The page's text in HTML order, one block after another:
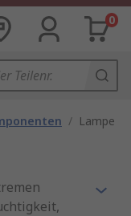
0
/